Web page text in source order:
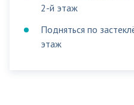
2-й этаж
Подняться по
этаж